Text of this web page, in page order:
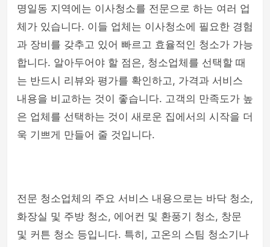
명일동 지역에는 이사청소를 전문으로 하는 여러 업
체가 있습니다. 이들 업체는 이사청소에 필요한 경험
과 장비를 갖추고 있어 빠르고 효율적인 청소가 가능
합니다. 알아두어야 할 점은, 청소업체를 선택할 때
는 반드시 리뷰와 평가를 확인하고, 가격과 서비스
내용을 비교하는 것이 좋습니다. 고객의 만족도가 높
은 업체를 선택하는 것이 새로운 집에서의 시작을 더
욱 기쁘게 만들어 줄 것입니다.
전문 청소업체의 주요 서비스 내용으로는 바닥 청소,
화장실 및 주방 청소, 에어컨 및 환풍기 청소, 창문
및 커튼 청소 등입니다. 특히, 고온의 스팀 청소기나